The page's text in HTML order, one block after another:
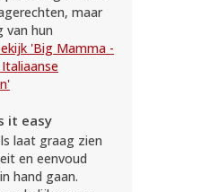
maar
van hun
'Big Mamma -
it easy
laat graag zien
en eenvoud
hand gaan.